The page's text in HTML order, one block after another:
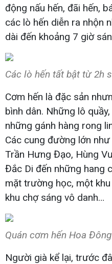
động nấu hến, đãi hến,
các lò hến diễn ra nhộn
dài đến khoảng 7 giờ
Các lò hến tất bật từ 2h
Cơm hến là đặc sản
bình dân. Những lô
những gánh hàng rong
Các cung đường lớn
Trần Hưng Đạo, Hùng
Đắc Di đến những hang
mặt trường học, một
khu chợ sáng vô danh…
Quán cơm hến Hoa
Người già kể lại, trước